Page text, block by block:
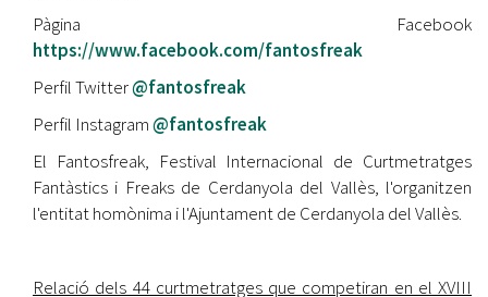
Pàgina Facebook
https://www.facebook.com/fantosfreak
Perfil Twitter@fantosfreak
Perfil Instagram@fantosfreak
El Fantosfreak, Festival Internacional de Curtmetratges
Fantàstics i Freaks de Cerdanyola del Vallès, l'organitzen
l'entitat homònima i l'Ajuntament de Cerdanyola del Vallès.
Relació dels 44 curtmetratges que competiran en el XVIII